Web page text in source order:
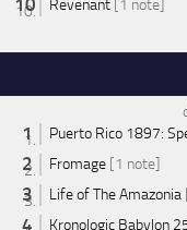
Revenant [1 note]
Puerto Rico 1897:
Fromage [1 note]
Life of The Amazonia
Kronologic Babylon